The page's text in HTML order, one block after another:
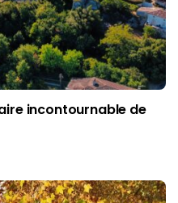
incontournable de